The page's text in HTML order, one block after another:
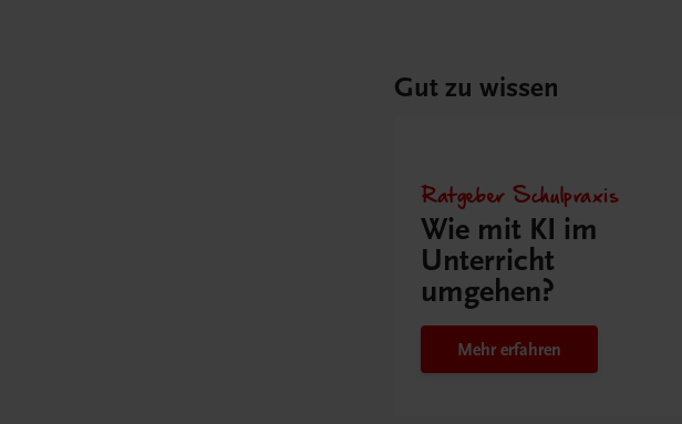
Gut zu wissen
Ratgeber Schulpraxis
Wie mit KI im
Unterricht
umgehen?
Mehr erfahren